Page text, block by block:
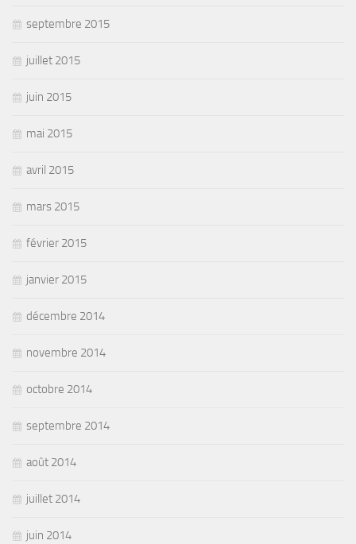
septembre 2015
juillet 2015
juin 2015
mai 2015
avril 2015
mars 2015
février 2015
janvier 2015
décembre 2014
novembre 2014
octobre 2014
septembre 2014
août 2014
juillet 2014
juin 2014